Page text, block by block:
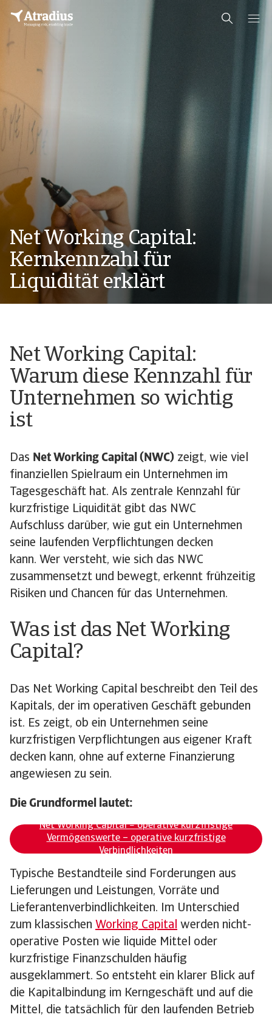
Net Working Capital:
Kernkennzahl für
Liquidität erklärt
Net Working Capital:
Warum diese Kennzahl für
Unternehmen so wichtig
ist
Das Net Working Capital (NWC) zeigt, wie viel
finanziellen Spielraum ein Unternehmen im
Tagesgeschäft hat. Als zentrale Kennzahl für
kurzfristige Liquidität gibt das NWC
Aufschluss darüber, wie gut ein Unternehmen
seine laufenden Verpflichtungen decken
kann. Wer versteht, wie sich das NWC
zusammensetzt und bewegt, erkennt frühzeitig
Risiken und Chancen für das Unternehmen.
Was ist das Net Working
Capital?
Das Net Working Capital beschreibt den Teil des
Kapitals, der im operativen Geschäft gebunden
ist. Es zeigt, ob ein Unternehmen seine
kurzfristigen Verpflichtungen aus eigener Kraft
decken kann, ohne auf externe Finanzierung
angewiesen zu sein.
Die Grundformel lautet:
Net Working Capital = operative kurzfristige
Vermögenswerte – operative kurzfristige
Verbindlichkeiten
Typische Bestandteile sind Forderungen aus
Lieferungen und Leistungen, Vorräte und
Lieferantenverbindlichkeiten. Im Unterschied
zum klassischen Working Capital werden nicht-
operative Posten wie liquide Mittel oder
kurzfristige Finanzschulden häufig
ausgeklammert. So entsteht ein klarer Blick auf
die Kapitalbindung im Kerngeschäft und auf die
Mittel, die tatsächlich für den laufenden Betrieb